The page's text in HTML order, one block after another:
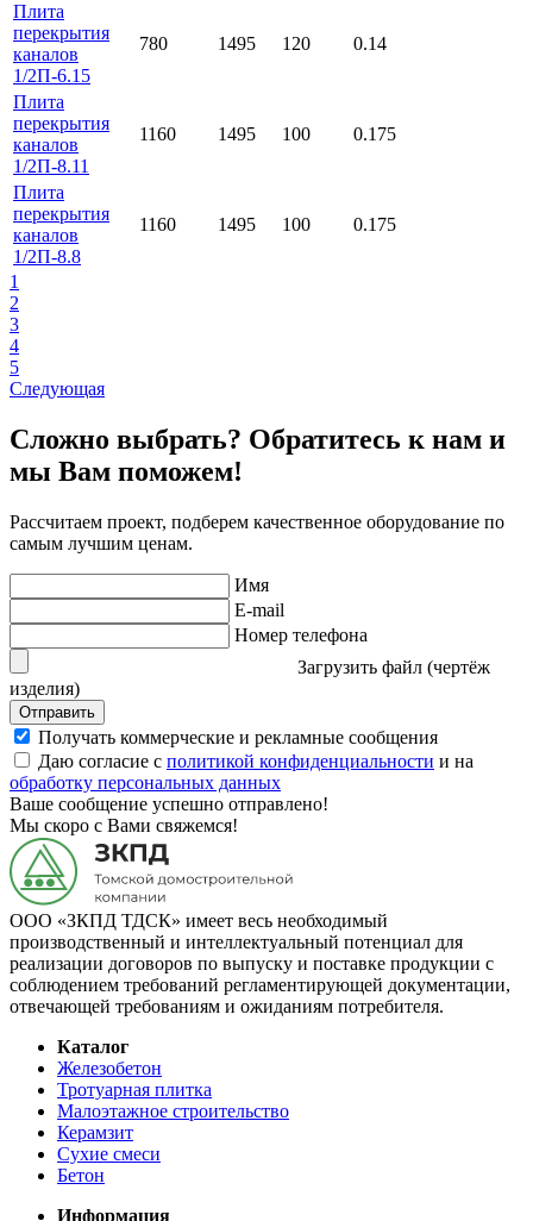
Плита
перекрытия
каналов
1/2П-6.15
780 1495 120 0.14
Плита
перекрытия
каналов
1/2П-8.11
1160 1495 100 0.175
Плита
перекрытия
каналов
1/2П-8.8
1160 1495 100 0.175
1
2
3
4
5
Следующая
Сложно выбрать? Обратитесь к нам и
мы Вам поможем!
Рассчитаем проект, подберем качественное оборудование по
самым лучшим ценам.
Имя
E-mail
Номер телефона
Загрузить файл (чертёж
изделия)
Отправить
Получать коммерческие и рекламные сообщения
Даю согласие с политикой конфиденциальности и на
обработку персональных данных
Ваше сообщение успешно отправлено!
Мы скоро с Вами свяжемся!
ООО «ЗКПД ТДСК» имеет весь необходимый
производственный и интеллектуальный потенциал для
реализации договоров по выпуску и поставке продукции с
соблюдением требований регламентирующей документации,
отвечающей требованиям и ожиданиям потребителя.
Каталог
Железобетон
Тротуарная плитка
Малоэтажное строительство
Керамзит
Сухие смеси
Бетон
Информация